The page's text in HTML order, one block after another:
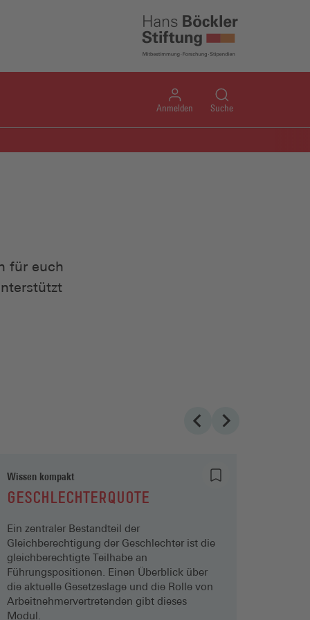
Anmelden Suche
für euch
Wissen kompakt
GESCHLECHTERQUOTE
Ein zentraler Bestandteil der
Gleichberechtigung der Geschlechter ist die
gleichberechtigte Teilhabe an
Führungspositionen. Einen Überblick über
die aktuelle Gesetzeslage und die Rolle von
Arbeitnehmervertretenden gibt dieses
Modul.